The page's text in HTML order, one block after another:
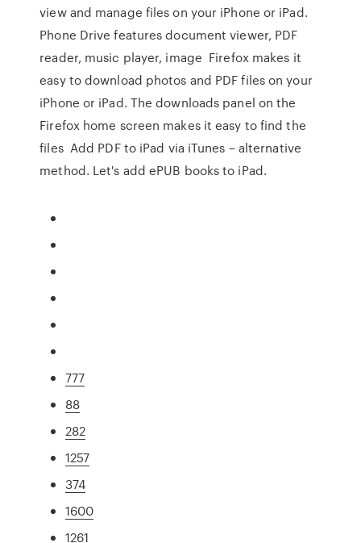
view and manage files on your iPhone or iPad.
Phone Drive features document viewer, PDF
reader, music player, image Firefox makes it
easy to download photos and PDF files on your
iPhone or iPad. The downloads panel on the
Firefox home screen makes it easy to find the
files Add PDF to iPad via iTunes – alternative
method. Let's add ePUB books to iPad.
777
88
282
1257
374
1600
1261